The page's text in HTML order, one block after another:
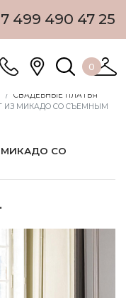
499 490 47 25
0
СВАДЕБНЫЕ ПЛАТЬЯ
ИЗ МИКАДО СО СЪЕМНЫМ
СО